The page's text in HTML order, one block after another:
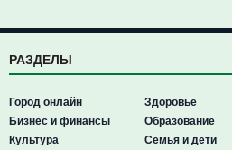
РАЗДЕЛЫ
Город онлайн
Бизнес и финансы
Культура
Здоровье
Образование
Семья и дети